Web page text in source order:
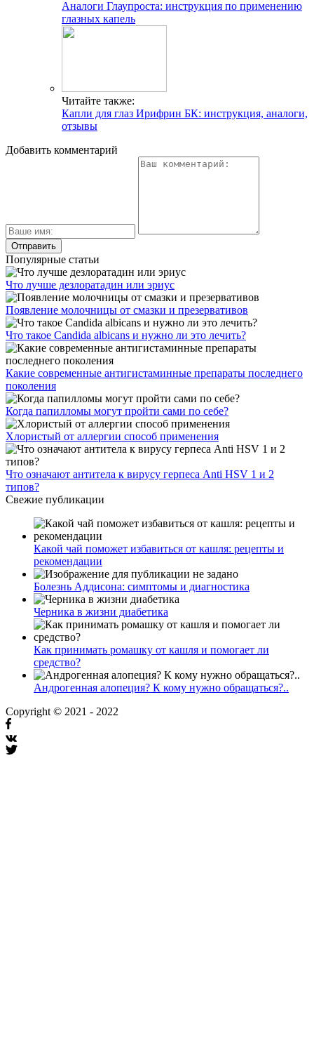
Аналоги Глаупроста: инструкция по применению
глазных капель
Читайте также:
Капли для глаз Ирифрин БК: инструкция, аналоги,
отзывы
Добавить комментарий
Популярные статьи
Что лучше дезлоратадин или эриус
Появление молочницы от смазки и презервативов
Что такое Candida albicans и нужно ли это лечить?
Какие современные антигистаминные препараты последнего
поколения
Когда папилломы могут пройти сами по себе?
Хлористый от аллергии способ применения
Что означают антитела к вирусу герпеса Anti HSV 1 и 2
типов?
Свежие публикации
Какой чай поможет избавиться от кашля: рецепты и
рекомендации
Болезнь Аддисона: симптомы и диагностика
Черника в жизни диабетика
Как принимать ромашку от кашля и помогает ли
средство?
Андрогенная алопеция? К кому нужно обращаться?..
Copyright © 2021 - 2022